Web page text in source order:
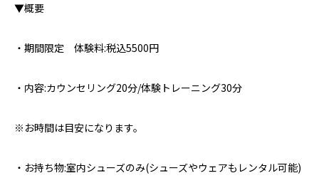
▼概要⁣
・期間限定 体験料:税込5500円
・内容:カウンセリング20分/体験トレーニング30分
※お時間は目安になります。
・お持ち物:室内シューズのみ⁣(シューズやウェアもレンタル可能)